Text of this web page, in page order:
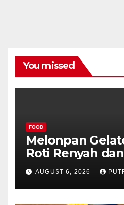
You missed
FOOD
Melonpan
Roti Renyah
Lembut yang
AUGUST 6, 2026